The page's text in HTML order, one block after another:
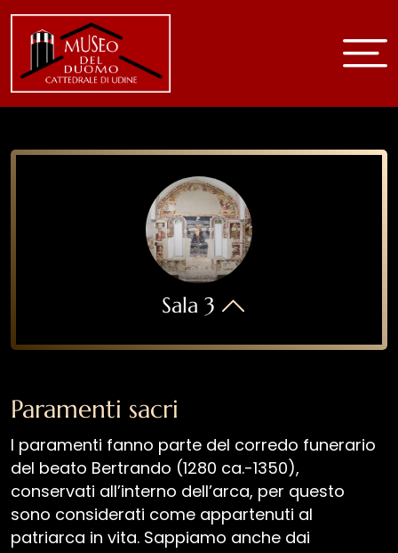
Storia e arte
Sala 1 Battistero
Sala 2
Sala 3
Sale superiori
Cattedrale
Chiesa B.V.Purità
Chiese della parrocchia
Video
Avvisi
Furlan Slovenščina English Deutsch
Sala 3
Paramenti sacri
I paramenti fanno parte del corredo funerario
del beato Bertrando (1280 ca.-1350),
conservati all’interno dell’arca, per questo
sono considerati come appartenuti al
patriarca in vita. Sappiamo anche dai